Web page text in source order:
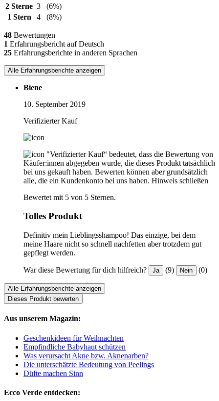
2 Sterne 3
(6%)
1 Stern
4 (8%)
48 Bewertungen
1 Erfahrungsbericht auf Deutsch
25 Erfahrungsberichte in anderen Sprachen
Alle Erfahrungsberichte anzeigen
Biene
10. September 2019
Verifizierter Kauf
"Verifizierter Kauf“ bedeutet, dass die Bewertung von
Käufer:innen abgegeben wurde, die dieses Produkt tatsächlich
bei uns gekauft haben. Bewerten können aber grundsätzlich
alle, die ein Kundenkonto bei uns haben. Hinweis schließen
Bewertet mit 5 von 5 Sternen.
Tolles Produkt
Definitiv mein Lieblingsshampoo! Das einzige, bei dem
meine Haare nicht so schnell nachfetten aber trotzdem gut
gepflegt werden.
War diese Bewertung für dich hilfreich? Ja (9) Nein (0)
Alle Erfahrungsberichte anzeigen
Dieses Produkt bewerten
Aus unserem Magazin:
Geschenkideen für Weihnachten
Empfindliche Babyhaut schützen
Was verursacht Akne bzw. Aknenarben?
Die unterschätzte Bedeutung von Peelings
Düfte machen Sinn
Ecco Verde entdecken: